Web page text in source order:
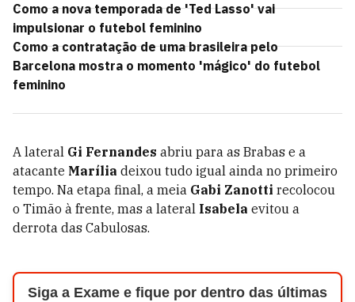
Como a nova temporada de 'Ted Lasso' vai
impulsionar o futebol feminino
Como a contratação de uma brasileira pelo
Barcelona mostra o momento 'mágico' do futebol
feminino
A lateral Gi Fernandes abriu para as Brabas e a
atacante Marília deixou tudo igual ainda no primeiro
tempo. Na etapa final, a meia Gabi Zanotti recolocou
o Timão à frente, mas a lateral Isabela evitou a
derrota das Cabulosas.
Siga a Exame e fique por dentro das últimas